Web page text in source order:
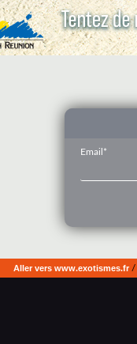
Email*
Aller vers www.exotismes.fr/